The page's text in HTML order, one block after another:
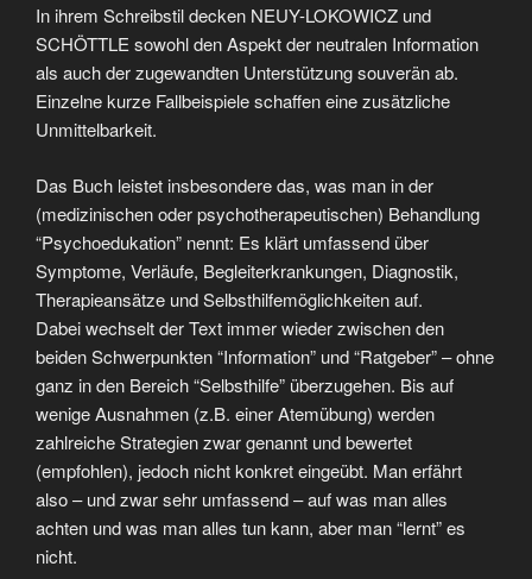
In ihrem Schreibstil decken NEUY-LOKOWICZ und
SCHÖTTLE sowohl den Aspekt der neutralen Information
als auch der zugewandten Unterstützung souverän ab.
Einzelne kurze Fallbeispiele schaffen eine zusätzliche
Unmittelbarkeit.
Das Buch leistet insbesondere das, was man in der
(medizinischen oder psychotherapeutischen) Behandlung
“Psychoedukation” nennt: Es klärt umfassend über
Symptome, Verläufe, Begleiterkrankungen, Diagnostik,
Therapieansätze und Selbsthilfemöglichkeiten auf.
Dabei wechselt der Text immer wieder zwischen den
beiden Schwerpunkten “Information” und “Ratgeber” – ohne
ganz in den Bereich “Selbsthilfe” überzugehen. Bis auf
wenige Ausnahmen (z.B. einer Atemübung) werden
zahlreiche Strategien zwar genannt und bewertet
(empfohlen), jedoch nicht konkret eingeübt. Man erfährt
also – und zwar sehr umfassend – auf was man alles
achten und was man alles tun kann, aber man “lernt” es
nicht.